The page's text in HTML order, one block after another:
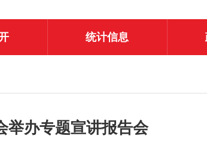
统计信息
举办专题宣讲报告会